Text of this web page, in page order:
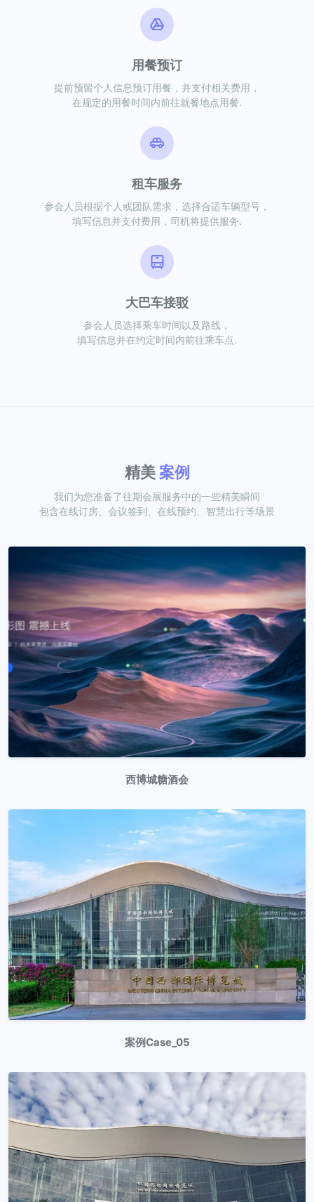
用餐预订
提前预留个人信息预订用餐，并支付相关费用，
在规定的用餐时间内前往就餐地点用餐.
租车服务
参会人员根据个人或团队需求，选择合适车辆型号，
填写信息并支付费用，司机将提供服务.
大巴车接驳
参会人员选择乘车时间以及路线，
填写信息并在约定时间内前往乘车点.
精美 案例
我们为您准备了往期会展服务中的一些精美瞬间
包含在线订房、会议签到、在线预约、智慧出行等场景
西博城糖酒会
案例Case_05